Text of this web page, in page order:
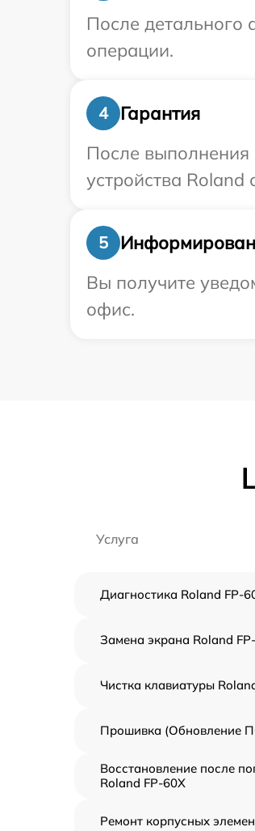
После детального
операции.
4
Гарантия
После
устройства Roland
5
Вы получите
офис.
Услуга
Диагностика Roland FP-
Замена экрана Roland
Чистка клавиатуры
Прошивка (Обновление
Восстановление после
Roland FP-60X
Ремонт корпусных